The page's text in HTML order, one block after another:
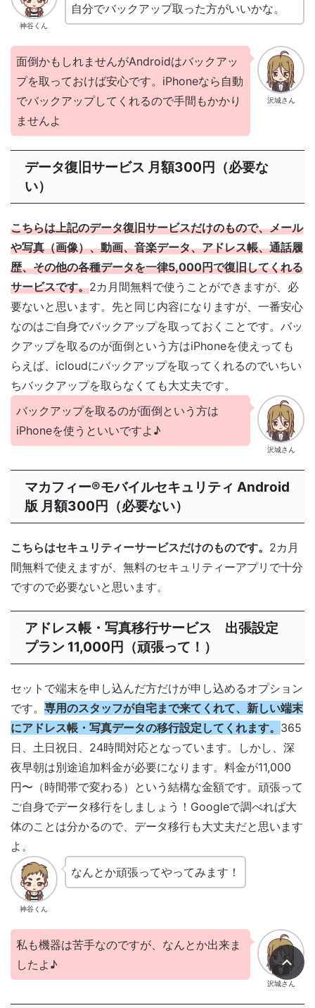
神谷くん
自分でバックアップ取った方がいいかな。
沢城さん
面倒かもしれませんがAndroidはバックアッ
プを取っておけば安心です。iPhoneなら自動
でバックアップしてくれるので手間もかかり
ませんよ
データ復旧サービス 月額300円（必要な
い）
こちらは上記のデータ復旧サービスだけのもので、メール
や写真（画像）、動画、音楽データ、アドレス帳、通話履
歴、その他の各種データを一律5,000円で復旧してくれる
サービスです。2カ月間無料で使うことができますが、必
要ないと思います。先と同じ内容になりますが、一番安心
なのはご自身でバックアップを取っておくことです。バッ
クアップを取るのが面倒という方はiPhoneを使えっても
らえば、icloudにバックアップを取ってくれるのでいちい
ちバックアップを取らなくても大丈夫です。
沢城さん
バックアップを取るのが面倒という方は
iPhoneを使うといいですよ♪
マカフィー®︎モバイルセキュリティ Android
版 月額300円（必要ない）
こちらはセキュリティーサービスだけのものです。 2カ月
間無料で使えますが、無料のセキュリティーアプリで十分
ですので必要ないと思います。
アドレス帳・写真移行サービス 出張設定
プラン 11,000円（頑張って！）
セットで端末を申し込んだ方だけが申し込めるオプション
です。 専用のスタッフが自宅まで来てくれて、新しい端末
にアドレス帳・写真データの移行設定してくれます。 365
日、土日祝日、24時間対応となっています。しかし、深
夜早朝は別途追加料金が必要になります。料金が11,000
円〜（時間帯で変わる）という結構な金額です。頑張って
ご自身でデータ移行をしましょう！Googleで調べれば大
体のことは分かるので、データ移行も大丈夫だと思います
よ。
神谷くん
なんとか頑張ってやってみます！
沢城さん
私も機器は苦手なのですが、なんとか出来ま
したよ♪